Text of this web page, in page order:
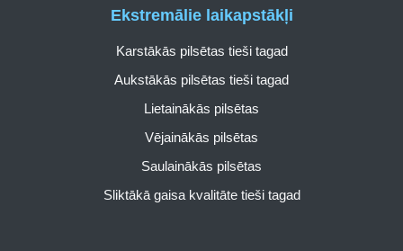
Ekstremālie laikapstākļi
Karstākās pilsētas tieši tagad
Aukstākās pilsētas tieši tagad
Lietainākās pilsētas
Vējainākās pilsētas
Saulainākās pilsētas
Sliktākā gaisa kvalitāte tieši tagad